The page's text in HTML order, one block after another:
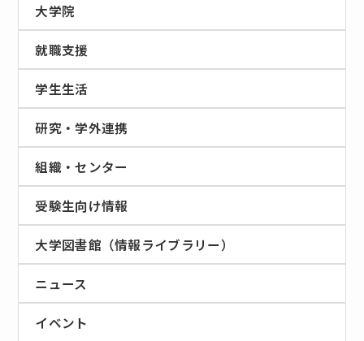
大学院
就職支援
学生生活
研究・学外連携
組織・センター
受験生向け情報
大学図書館（情報ライブラリー）
ニュース
イベント